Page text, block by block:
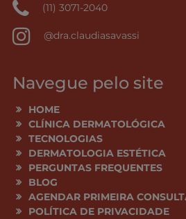
(11) 3071-2040
@dra.claudiasavassi
Navegue pelo site
HOME
CLÍNICA DERMATOLÓGICA
TECNOLOGIAS
DERMATOLOGIA ESTÉTICA
PERGUNTAS FREQUENTES
BLOG
AGENDAR PRIMEIRA
POLÍTICA DE PRIVACIDADE